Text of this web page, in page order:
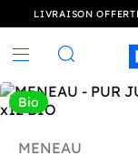
LIVRAISON
Bio
MENEAU